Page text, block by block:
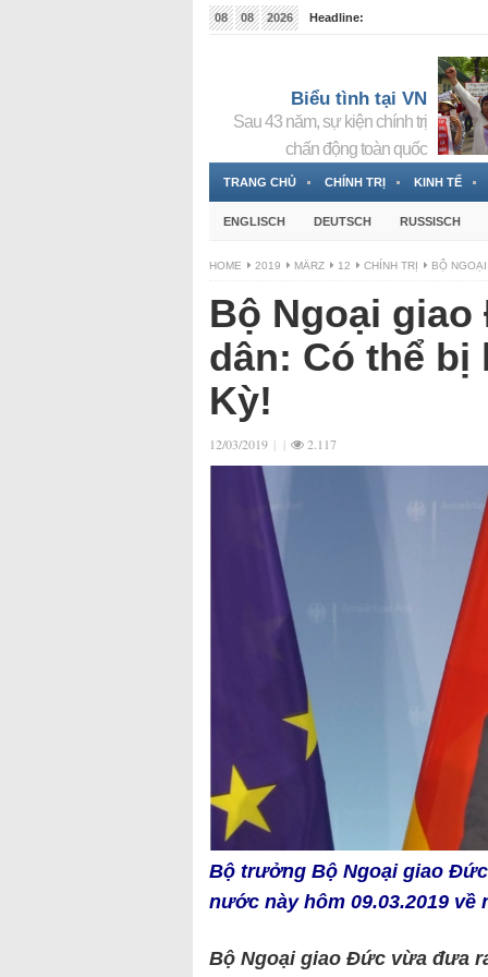
08 08 2026
Headline:
Biểu tình tại VN
Sau 43 năm, sự kiện chính trị
chấn động toàn quốc
TRANG CHỦ CHÍNH TRỊ KINH TẾ
ENGLISCH DEUTSCH RUSSISCH
HOME 2019 MÄRZ 12 CHÍNH TRỊ BỘ
Bộ Ngoại
dân: Có thể bị
Kỳ!
12/03/2019 | | 2.117
Bộ trưởng Bộ Ngoại giao
nước này hôm 09.03.2019
Bộ Ngoại giao Đức vừa đưa